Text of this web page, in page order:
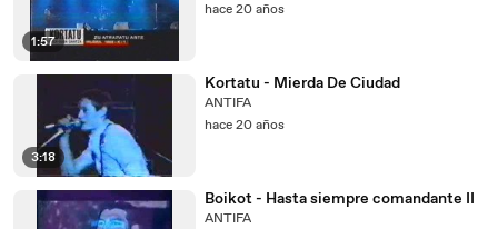
1:57
hace 20 años
3:18
Kortatu - Mierda De Ciudad
ANTIFA
hace 20 años
Boikot - Hasta siempre comandante II
ANTIFA